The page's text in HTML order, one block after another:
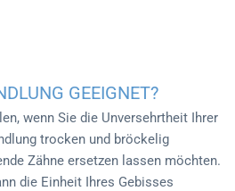
GEEIGNET?
wenn Sie die Unversehrtheit Ihrer
trocken und bröckelig
Zähne ersetzen lassen möchten.
die Einheit Ihres Gebisses